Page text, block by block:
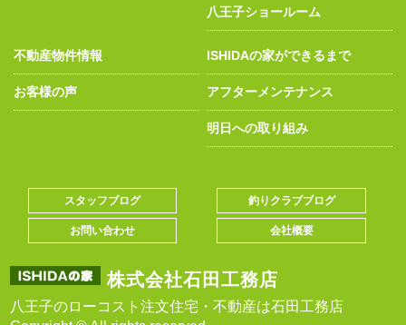
八王子ショールーム
不動産物件情報
お客様の声
ISHIDAの家ができるまで
アフターメンテナンス
明日への取り組み
株式会社石田工務店
八王子のローコスト注文住宅・不動産は石田工務店
スタッフブログ 釣りクラブブログ
お問い合わせ 会社概要